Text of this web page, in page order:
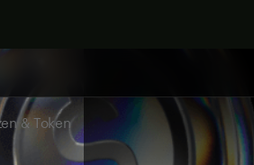
& Token